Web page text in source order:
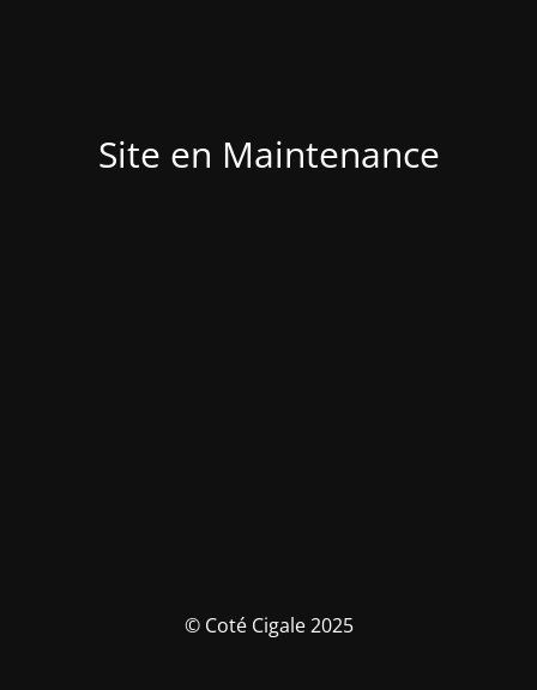
Site en Maintenance
© Coté Cigale 2025